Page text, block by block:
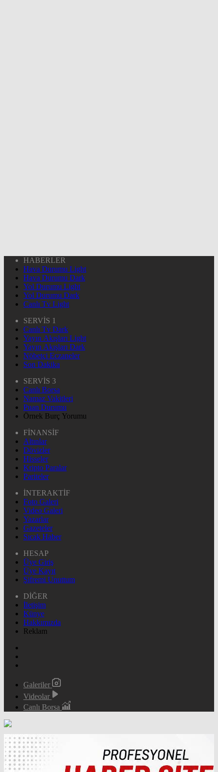
HABERLER
Hava Durumu Light
Hava Durumu Dark
Yol Durumu Light
Yol Durumu Dark
Canlı Tv Light
SERVİS 1
Canlı Tv Dark
Yayın Akışları Light
Yayın Akışları Dark
Nöbetçi Eczaneler
Son Dakika
SERVİS 3
Canlı Borsa
Namaz Vakitleri
Puan Durumu
Örnek Burç Yorumu
FİNANSİF
Altınlar
Dövizler
Hisseler
Kripto Paralar
Pariteler
İNTERAKTİF
Foto Galeri
Video Galeri
Yazarlar
Gazeteler
Sıcak Haber
HESAP
Üye Giriş
Üye Kayıt
Şifremi Unuttum
DİĞER
İletişim
Künye
Hakkımızda
Reklam
Galeriler
Videolar
Canlı Borsa